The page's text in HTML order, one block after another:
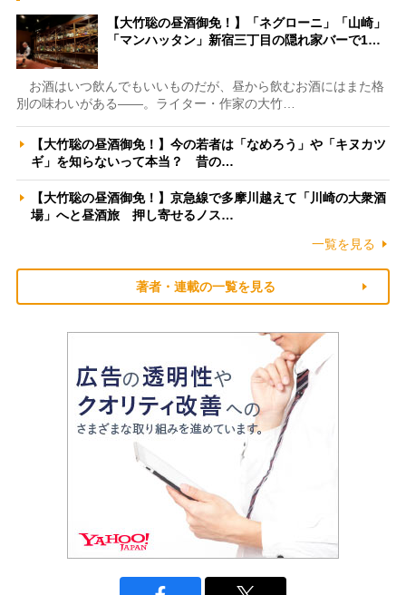
【大竹聡の昼酒御免！】「ネグローニ」「山崎」
「マンハッタン」新宿三丁目の隠れ家バーで1…
お酒はいつ飲んでもいいものだが、昼から飲むお酒にはまた格
別の味わいがある――。ライター・作家の大竹…
【大竹聡の昼酒御免！】今の若者は「なめろう」や「キヌカツ
ギ」を知らないって本当？ 昔の…
【大竹聡の昼酒御免！】京急線で多摩川越えて「川崎の大衆酒
場」へと昼酒旅 押し寄せるノス…
一覧を見る
著者・連載の一覧を見る